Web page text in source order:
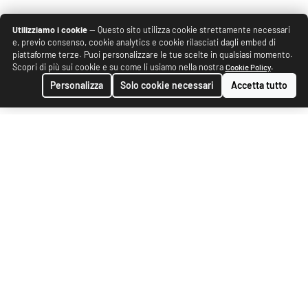
Utilizziamo i cookie— Questo sito utilizza cookie strettamente necessari
e, previo consenso, cookie analytics e cookie rilasciati dagli embed di
piattaforme terze. Puoi personalizzare le tue scelte in qualsiasi momento.
Scopri di più sui cookie e su come li usiamo nella nostra Cookie Policy.
Personalizza Solo cookie necessari Accetta tutto